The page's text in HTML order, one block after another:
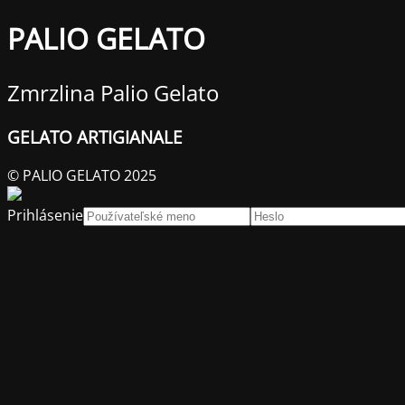
PALIO GELATO
Zmrzlina Palio Gelato
GELATO ARTIGIANALE
© PALIO GELATO 2025
Prihlásenie